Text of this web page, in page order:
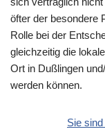
öfter der besondere
Rolle bei der
gleichzeitig die
Ort in Dußlingen
werden können.
Sie